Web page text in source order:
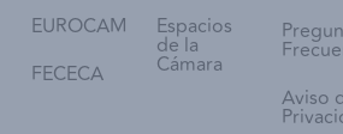
EUROCAM
FECECA
Espacios
de la
Cámara
Aviso